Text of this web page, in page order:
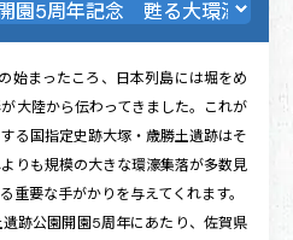
始まったころ、日本列島には堀をめ
大陸から伝わってきました。これが
る国指定史跡大塚・歳勝土遺跡はそ
りも規模の大きな環濠集落が多数見
重要な手がかりを与えてくれます。
跡公園開園5周年にあたり、佐賀県